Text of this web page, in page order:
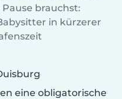
brauchst:
in kürzerer
eine obligatorische